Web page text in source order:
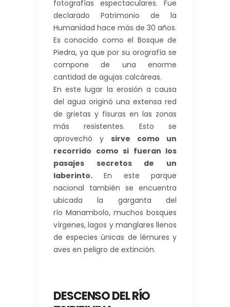
fotografías espectaculares. Fue
declarado Patrimonio de la
Humanidad hace más de 30 años.
Es conocido como el Bosque de
Piedra, ya que por su orografía se
compone de una enorme
cantidad de agujas calcáreas.
En este lugar la erosión a causa
del agua originó una extensa red
de grietas y fisuras en las zonas
más resistentes. Esto se
aprovechó y sirve como un
recorrido como si fueran los
pasajes secretos de un
laberinto. En este parque
nacional también se encuentra
ubicada la garganta del
río Manambolo, muchos bosques
vírgenes, lagos y manglares llenos
de especies únicas de lémures y
aves en peligro de extinción.
DESCENSO DEL RÍO